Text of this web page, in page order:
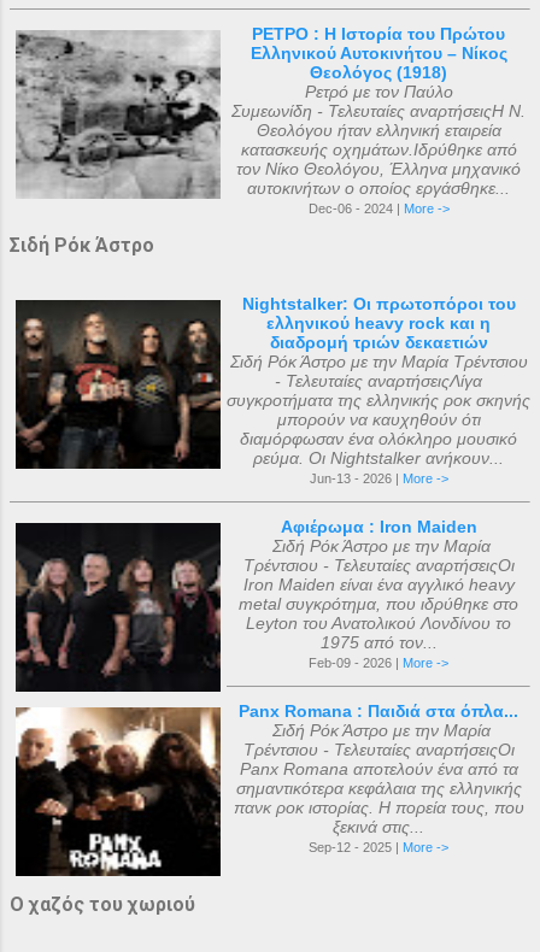
ΡΕΤΡΟ : Η Ιστορία του Πρώτου
Ελληνικού Αυτοκινήτου – Νίκος
Θεολόγος (1918)
Ρετρό με τον Παύλο
Συμεωνίδη - Τελευταίες αναρτήσειςΗ Ν.
Θεολόγου ήταν ελληνική εταιρεία
κατασκευής οχημάτων.Ιδρύθηκε από
τον Νίκο Θεολόγου, Έλληνα μηχανικό
αυτοκινήτων ο οποίος εργάσθηκε...
Dec-06 - 2024 | More ->
Σιδή Ρόκ Άστρο
Nightstalker: Οι πρωτοπόροι του
ελληνικού heavy rock και η
διαδρομή τριών δεκαετιών
Σιδή Ρόκ Άστρο με την Μαρία Τρέντσιου
- Τελευταίες αναρτήσειςΛίγα
συγκροτήματα της ελληνικής ροκ σκηνής
μπορούν να καυχηθούν ότι
διαμόρφωσαν ένα ολόκληρο μουσικό
ρεύμα. Οι Nightstalker ανήκουν...
Jun-13 - 2026 | More ->
Αφιέρωμα : Iron Maiden
Σιδή Ρόκ Άστρο με την Μαρία
Τρέντσιου - Τελευταίες αναρτήσειςΟι
Iron Maiden είναι ένα αγγλικό heavy
metal συγκρότημα, που ιδρύθηκε στο
Leyton του Ανατολικού Λονδίνου το
1975 από τον...
Feb-09 - 2026 | More ->
Panx Romana : Παιδιά στα όπλα...
Σιδή Ρόκ Άστρο με την Μαρία
Τρέντσιου - Τελευταίες αναρτήσειςΟι
Panx Romana αποτελούν ένα από τα
σημαντικότερα κεφάλαια της ελληνικής
πανκ ροκ ιστορίας. Η πορεία τους, που
ξεκινά στις...
Sep-12 - 2025 | More ->
Ο χαζός του χωριού